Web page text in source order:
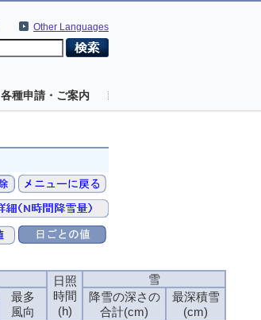
Other Languages
各種申請・ご案内
日照
時間
(h)
雪
最多
風向
降雪の深さの
合計(cm)
最深積雪
(cm)
日照
時間
(h)
雪
最多
風向
降雪の深さの
合計(cm)
最深積雪
(cm)
日照
時間
(h)
雪
最多
風向
降雪の深さの
合計(cm)
最深積雪
(cm)
日照
時間
(h)
雪
最多
風向
降雪の深さの
合計(cm)
最深積雪
(cm)